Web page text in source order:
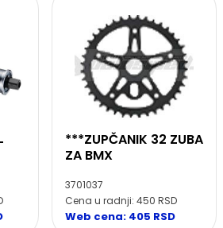
***ZUPČANIK 32 ZUBA
ZA BMX
3701037
Cena u radnji: 450 RSD
Web cena: 405 RSD